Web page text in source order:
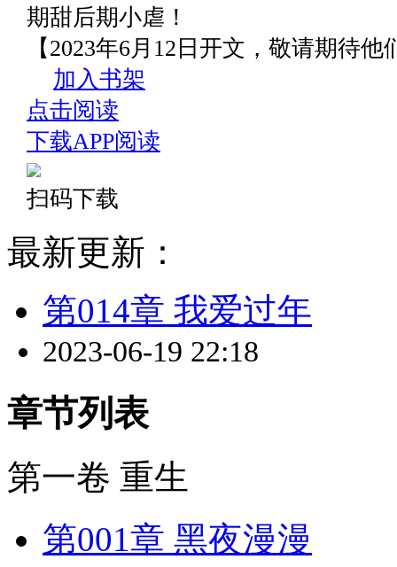
期甜后期小虐！
【2023年6月12日开文，敬请期待
加入书架
点击阅读
下载APP阅读
扫码下载
最新更新：
第014章 我爱过年
2023-06-19 22:18
章节列表
第一卷 重生
第001章 黑夜漫漫